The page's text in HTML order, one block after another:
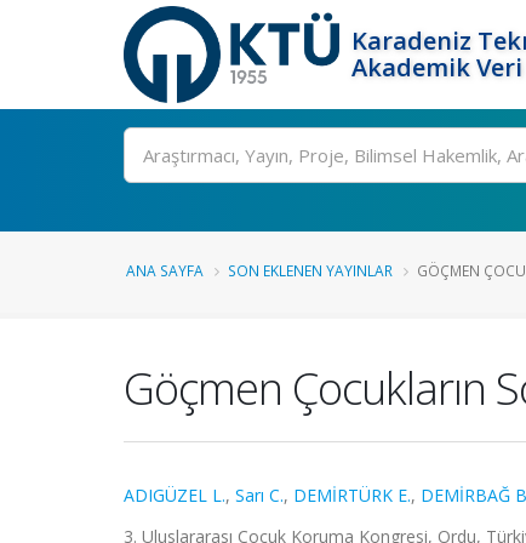
Karadeniz
Akademik
Ara
ANA SAYFA SON EKLENEN YAYINLAR GÖÇMEN
Göçmen Çocukların
ADIGÜZEL L., Sarı C., DEMİRTÜRK E., DEMİRBAĞ
3. Uluslararası Çocuk Koruma Kongresi, Ordu,